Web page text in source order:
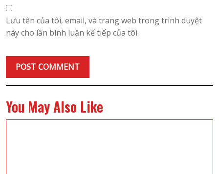
Lưu tên của tôi, email, và trang web trong trình duyệt
này cho lần bình luận kế tiếp của tôi.
You May Also Like